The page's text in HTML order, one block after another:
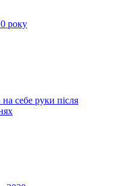
року
себе руки після